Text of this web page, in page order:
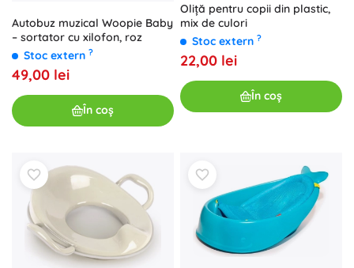
Autobuz muzical Woopie Baby
– sortator cu xilofon, roz
Stoc extern ?
49,00 lei
În coș
Oliță pentru copii din plastic,
mix de culori
Stoc extern ?
22,00 lei
În coș